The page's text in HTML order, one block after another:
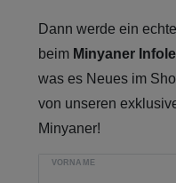
Dann werde ein
beim Minyaner
was es Neues im
von unseren
Minyaner!
VORNAME